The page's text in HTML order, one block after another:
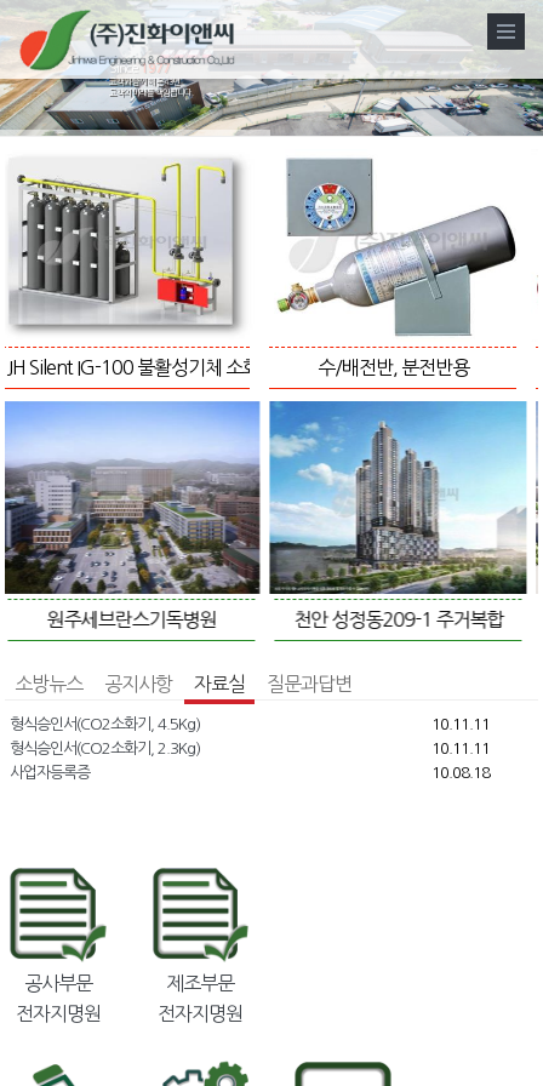
Since1977
고객과 함께 해 온 43년
고객의 미래를 책임집니다.
불활성기체 소화설비 수/배전반, 분전반용 EPS/TPS
란스기독병원 천안 성정동209-1 주거복합 PEACH
소방뉴스 공지사항 자료실 질문과답변
형식승인서(CO2소화기, 4.5Kg)
10.11.11
형식승인서(CO2소화기, 2.3Kg)
10.11.11
사업자등록증
10.08.18
공사부문
전자지명원
제조부문
전자지명원